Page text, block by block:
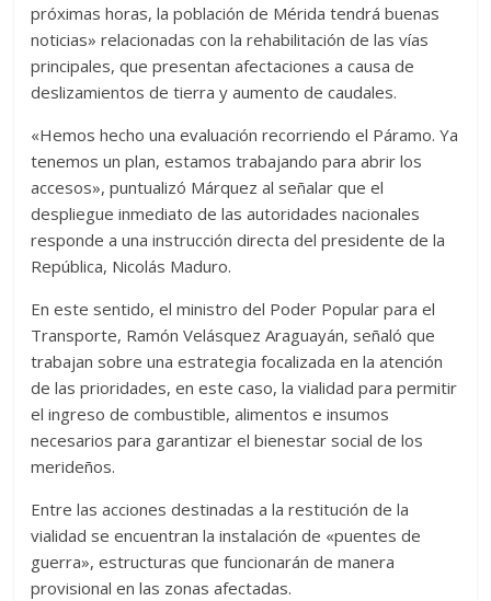
próximas horas, la población de Mérida tendrá buenas
noticias» relacionadas con la rehabilitación de las vías
principales, que presentan afectaciones a causa de
deslizamientos de tierra y aumento de caudales.
«Hemos hecho una evaluación recorriendo el Páramo. Ya
tenemos un plan, estamos trabajando para abrir los
accesos», puntualizó Márquez al señalar que el
despliegue inmediato de las autoridades nacionales
responde a una instrucción directa del presidente de la
República, Nicolás Maduro.
En este sentido, el ministro del Poder Popular para el
Transporte, Ramón Velásquez Araguayán, señaló que
trabajan sobre una estrategia focalizada en la atención
de las prioridades, en este caso, la vialidad para permitir
el ingreso de combustible, alimentos e insumos
necesarios para garantizar el bienestar social de los
merideños.
Entre las acciones destinadas a la restitución de la
vialidad se encuentran la instalación de «puentes de
guerra», estructuras que funcionarán de manera
provisional en las zonas afectadas.